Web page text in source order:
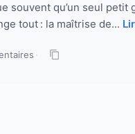
souvent qu’un seul
tout : la maîtrise de...
·